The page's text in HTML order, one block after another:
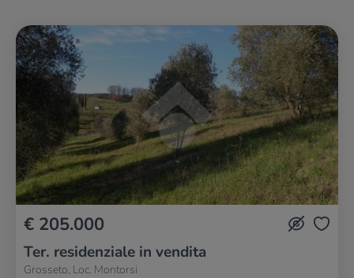
€ 205.000
Ter. residenziale in vendita
Grosseto, Loc. Montorsi